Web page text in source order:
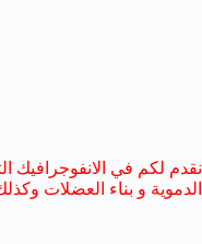
نقدم لكم في الانفوجرافيك
الدموية و بناء العضلات